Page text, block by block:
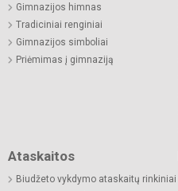
Gimnazijos himnas
Tradiciniai renginiai
Gimnazijos simboliai
Priėmimas į gimnaziją
Ataskaitos
Biudžeto vykdymo ataskaitų rinkiniai